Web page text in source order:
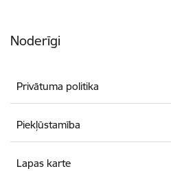
Noderīgi
Privātuma politika
Piekļūstamība
Lapas karte